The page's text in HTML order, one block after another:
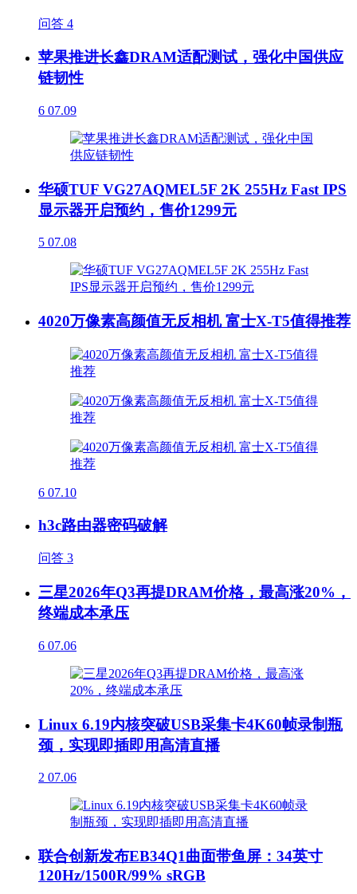
问答 4
苹果推进长鑫DRAM适配测试，强化中国供应
链韧性
6 07.09
华硕TUF VG27AQMEL5F 2K 255Hz Fast IPS
显示器开启预约，售价1299元
5 07.08
4020万像素高颜值无反相机 富士X-T5值得推荐
6 07.10
h3c路由器密码破解
问答 3
三星2026年Q3再提DRAM价格，最高涨20%，
终端成本承压
6 07.06
Linux 6.19内核突破USB采集卡4K60帧录制瓶
颈，实现即插即用高清直播
2 07.06
联合创新发布EB34Q1曲面带鱼屏：34英寸
120Hz/1500R/99% sRGB